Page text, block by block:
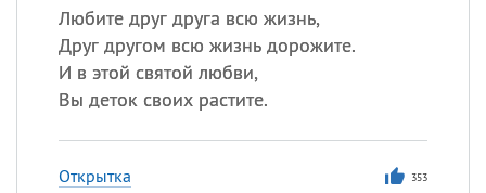
Любите друг друга всю жизнь,
Друг другом всю жизнь дорожите.
И в этой святой любви,
Вы деток своих растите.
Открытка 353
09.08 День Дымняшки
(Smokey Bear Day)
ИМЕНА
Сегодня празднуют именины